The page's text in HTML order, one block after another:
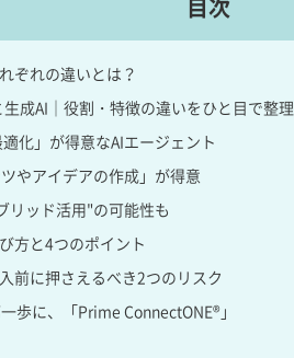
目次
ぞれの違いとは？
生成AI｜役割・特徴の違いをひと目で整理
化」が得意なAIエージェント
やアイデアの作成」が得意
リッド活用"の可能性も
方と4つのポイント
前に押さえるべき2つのリスク
歩に、「Prime ConnectONE®」